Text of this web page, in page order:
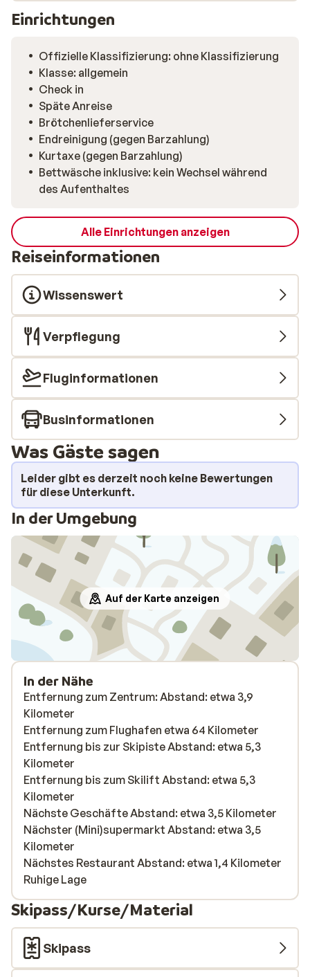
Einrichtungen
Offizielle Klassifizierung: ohne Klassifizierung
Klasse: allgemein
Check in
Späte Anreise
Brötchenlieferservice
Endreinigung (gegen Barzahlung)
Kurtaxe (gegen Barzahlung)
Bettwäsche inklusive: kein Wechsel während
des Aufenthaltes
Alle Einrichtungen anzeigen
Reiseinformationen
Wissenswert
Verpflegung
Fluginformationen
Businformationen
Was Gäste sagen
Leider gibt es derzeit noch keine Bewertungen
für diese Unterkunft.
In der Umgebung
Auf der Karte anzeigen
In der Nähe
Entfernung zum Zentrum: Abstand: etwa 3,9
Kilometer
Entfernung zum Flughafen etwa 64 Kilometer
Entfernung bis zur Skipiste Abstand: etwa 5,3
Kilometer
Entfernung bis zum Skilift Abstand: etwa 5,3
Kilometer
Nächste Geschäfte Abstand: etwa 3,5 Kilometer
Nächster (Mini)supermarkt Abstand: etwa 3,5
Kilometer
Nächstes Restaurant Abstand: etwa 1,4 Kilometer
Ruhige Lage
Skipass/Kurse/Material
Skipass